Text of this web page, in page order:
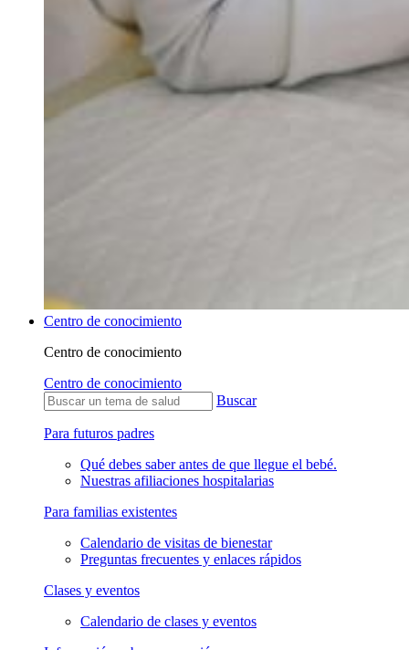
Centro de conocimiento
Centro de conocimiento
Centro de conocimiento
Buscar
Para futuros padres
Qué debes saber antes de que llegue el bebé.
Nuestras afiliaciones hospitalarias
Para familias existentes
Calendario de visitas de bienestar
Preguntas frecuentes y enlaces rápidos
Clases y eventos
Calendario de clases y eventos